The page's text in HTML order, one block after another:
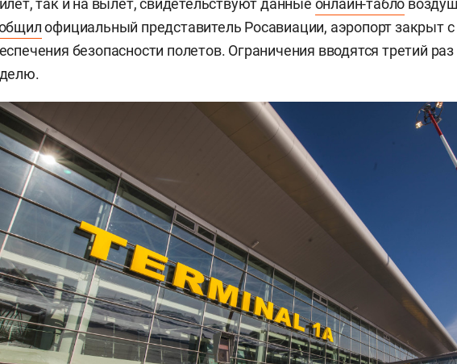
так и на вылет, свидетельствуют данные онлайн-табло
официальный представитель Росавиации, аэропорт закрыт с
безопасности полетов. Ограничения вводятся третий